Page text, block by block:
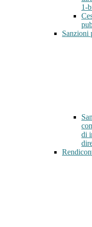
1-
Sanzioni
di